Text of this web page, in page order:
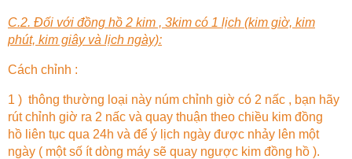
C.2. Đối với đồng hồ 2 kim , 3kim có 1 lịch (kim giờ, kim
phút, kim giây và lịch ngày):
Cách chỉnh :
1 ) thông thường loại này núm chỉnh giờ có 2 nấc , bạn hãy
rút chỉnh giờ ra 2 nấc và quay thuận theo chiều kim đồng
hồ liên tục qua 24h và để ý lịch ngày được nhảy lên một
ngày ( một số ít dòng máy sẽ quay ngược kim đồng hồ ).